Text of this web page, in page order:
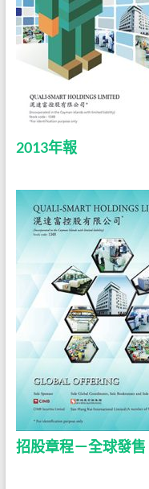
2013年報
招股章程－全球發售